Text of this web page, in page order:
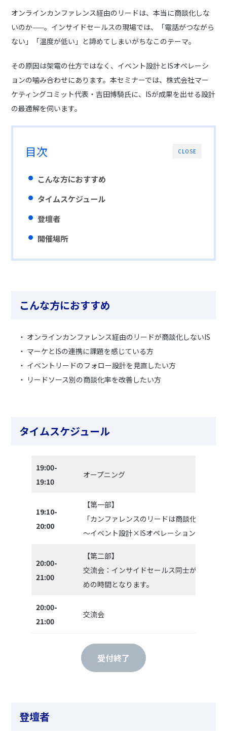
オンラインカンファレンス経由のリードは、本当に商談化しな
いのか——。インサイドセールスの現場では、「電話がつながら
ない」「温度が低い」と諦めてしまいがちなこのテーマ。
その原因は架電の仕方ではなく、イベント設計とISオペレーシ
ョンの噛み合わせにあります。本セミナーでは、株式会社マー
ケティングコミット代表・吉田博騎氏に、ISが成果を出せる設計
の最適解を伺います。
CLOSE
目次
こんな方におすすめ
タイムスケジュール
登壇者
開催場所
こんな方におすすめ
・ オンラインカンファレンス経由のリードが商談化しないIS
・ マーケとISの連携に課題を感じている方
・ イベントリードのフォロー設計を見直したい方
・ リードソース別の商談化率を改善したい方
タイムスケジュール
19:00-
19:10
オープニング
19:10-
20:00
【第一部】
「カンファレンスのリードは商談化しない
〜イベント設計×ISオペレーションの最適解
20:00-
21:00
【第二部】
交流会：インサイドセールス同士が会社を
めの時間となります。
20:00-
21:00
交流会
受付終了
登壇者